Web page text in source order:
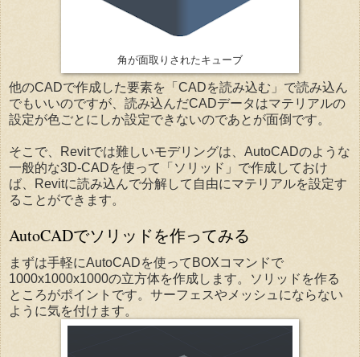
角が面取りされたキューブ
他のCADで作成した要素を「CADを読み込む」で読み込ん
でもいいのですが、読み込んだCADデータはマテリアルの
設定が色ごとにしか設定できないのであとが面倒です。
そこで、Revitでは難しいモデリングは、AutoCADのような
一般的な3D-CADを使って「ソリッド」で作成しておけ
ば、Revitに読み込んで分解して自由にマテリアルを設定す
ることができます。
AutoCADでソリッドを作ってみる
まずは手軽にAutoCADを使ってBOXコマンドで
1000x1000x1000の立方体を作成します。ソリッドを作る
ところがポイントです。サーフェスやメッシュにならない
ように気を付けます。